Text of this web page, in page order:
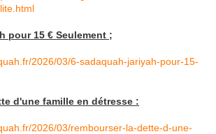
pour 15 € Seulement ;
2026/03/6-sadaquah-jariyah-pour-15-
d'une famille en détresse :
2026/03/rembourser-la-dette-d-une-